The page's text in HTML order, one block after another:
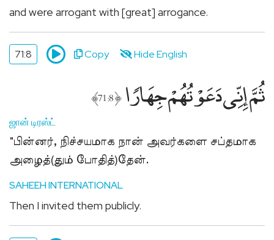
and were arrogant with [great] arrogance.
71:8 Copy Hide English
ثُمَّ إِنِّى دَعَوْتُهُمْ جِهَارًۭا ﴿71:8﴾
ஜான் டிரஸ்ட்
"பின்னர், நிச்சயமாக நான் அவர்களை சப்தமாக
அழைத்(தும் போதித்)தேன்.
SAHEEH INTERNATIONAL
Then I invited them publicly.